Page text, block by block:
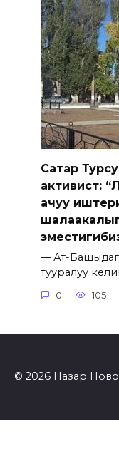
Сатар
активист:
ачуу
— Ат-
тууралуу
0 105
© 2026 Назар